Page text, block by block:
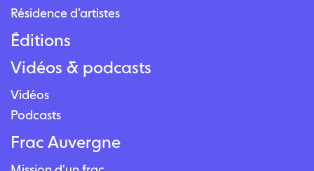
Résidence d’artistes
Éditions
Vidéos & podcasts
Vidéos
Podcasts
Frac Auvergne